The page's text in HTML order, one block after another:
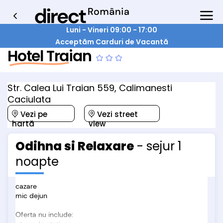
Luni - Vineri 09:00 - 17:00
Acceptăm Carduri de Vacantă
Hotel Traian
Str. Calea Lui Traian 559, Calimanesti
Caciulata
Vezi pe
hartă
Vezi street
view
Odihna si Relaxare - sejur 1
noapte
cazare
mic dejun
Oferta nu include: